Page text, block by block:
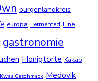
burgenlandkreis
europa Fermented Fine
gastronomie
Honigtorte Kakao
Kwas Geschmack Medovik